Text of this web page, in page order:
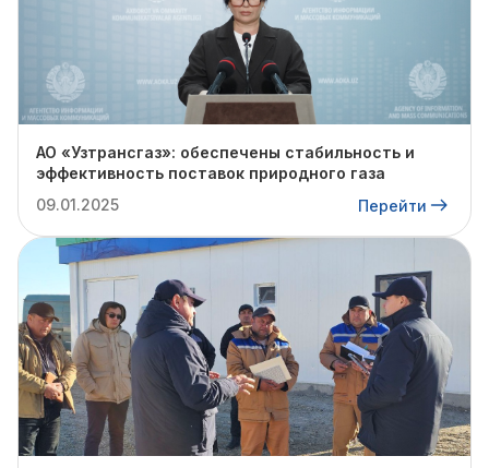
АО «Узтрансгаз»: обеспечены стабильность и
эффективность поставок природного газа
09.01.2025
Перейти